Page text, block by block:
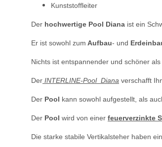
Kunststoffleiter
Der hochwertige Pool Diana ist ein
Er ist sowohl zum Aufbau- und
Nichts ist entspannender und schöner
Der INTERLINE-Pool Diana verschafft
Der Pool kann sowohl aufgestellt, als
Der Pool wird von einer feuerverzinkte
Die starke stabile Vertikalsteher haben